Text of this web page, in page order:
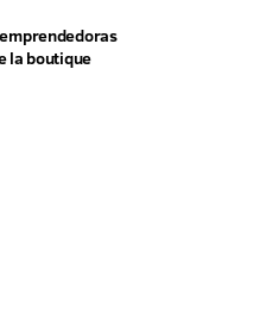
la boutique